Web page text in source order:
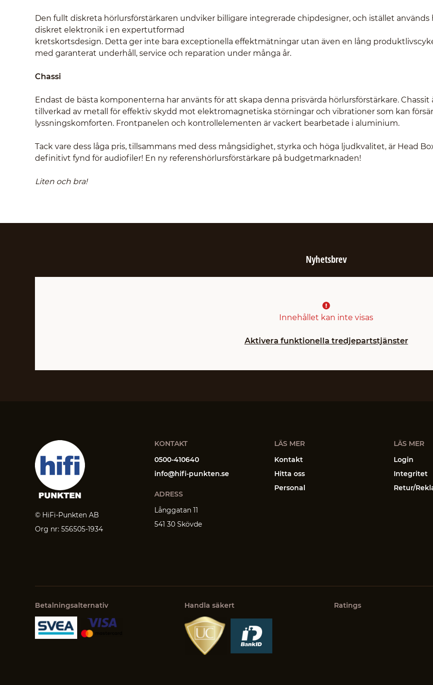
Den fullt diskreta hörlursförstärkaren undviker billigare integrerade chipdesigner, och istället används
diskret elektronik i en expertutformad
kretskortsdesign. Detta ger inte bara exceptionella effektmätningar utan även en lång
med garanterat underhåll, service och reparation under många år.
Chassi
Endast de bästa komponenterna har använts för att skapa denna prisvärda hörlursförstärkare. Chassit
tillverkad av metall för effektiv skydd mot elektromagnetiska störningar och vibrationer som kan
lyssningskomforten. Frontpanelen och kontrollelementen är vackert bearbetade i aluminium.
Tack vare dess låga pris, tillsammans med dess mångsidighet, styrka och höga ljudkvalitet, är Head
definitivt fynd för audiofiler! En ny referenshörlursförstärkare på budgetmarknaden!
Liten och bra!
Nyhetsbrev
Innehållet kan inte visas
Aktivera funktionella tredjepartstjänster
© HiFi-Punkten AB
Org nr: 556505-1934
KONTAKT
0500-410640
info@hifi-punkten.se
ADRESS
Långgatan 11
541 30 Skövde
LÄS MER
Kontakt
Hitta oss
Personal
LÄS MER
Login
Integritet
Retur/
Betalningsalternativ Handla säkert Ratings